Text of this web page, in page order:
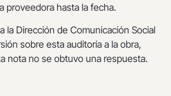
proveedora hasta la fecha.
la Dirección de Comunicación Social
sobre esta auditoría a la obra,
nota no se obtuvo una respuesta.